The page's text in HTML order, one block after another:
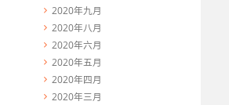
2020年九月
2020年八月
2020年六月
2020年五月
2020年四月
2020年三月